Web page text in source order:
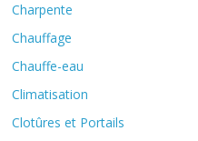
Charpente
Chauffage
Chauffe-eau
Climatisation
Clotûres et Portails